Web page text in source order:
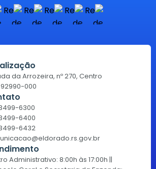
da Arrozeira, nº 270, Centro
92990-000
6300
6400
6432
Administrativo: 8:00h às 17:00h ||